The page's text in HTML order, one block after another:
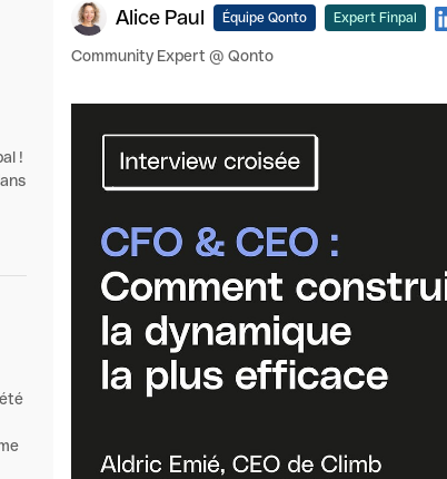
!
Alice Paul Équipe Qonto Expert Finpal
Community Expert @ Qonto